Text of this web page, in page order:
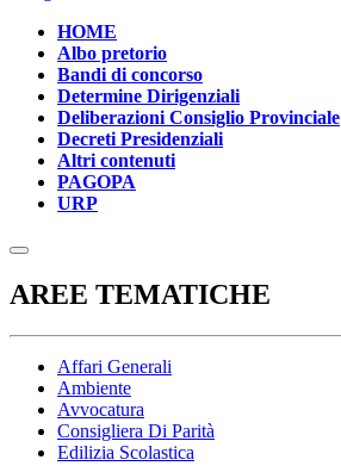
HOME
Albo pretorio
Bandi di concorso
Determine Dirigenziali
Deliberazioni Consiglio Provinciale
Decreti Presidenziali
Altri contenuti
PAGOPA
URP
AREE TEMATICHE
Affari Generali
Ambiente
Avvocatura
Consigliera Di Parità
Edilizia Scolastica